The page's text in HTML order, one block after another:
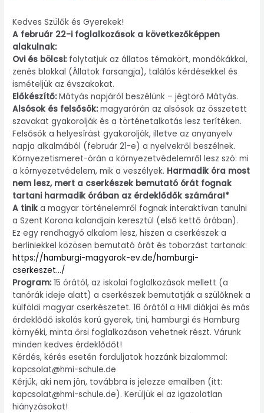
Kedves Szülők és Gyerekek!
A február 22-i foglalkozások a következőképpen
alakulnak:
Ovi és bölcsi: folytatjuk az állatos témakört, mondókákkal,
zenés blokkal (Állatok farsangja), találós kérdésekkel és
ismételjük az évszakokat.
Előkészítő: Mátyás napjáról beszélünk – jégtörő Mátyás.
Alsósok és felsősök: magyarórán az alsósok az összetett
szavakat gyakorolják és a történetalkotás lesz terítéken.
Felsősök a helyesírást gyakorolják, illetve az anyanyelv
napja alkalmából (február 21-e) a nyelvekről beszélnek.
Környezetismeret-órán a környezetvédelemről lesz szó: mi
a környezetvédelem, mik a veszélyek. Harmadik óra most
nem lesz, mert a cserkészek bemutató órát fognak
tartani harmadik órában az érdeklődők számára!*
A tinik a magyar történelemről fognak interaktívan tanulni
a Szent Korona kalandjain keresztül (első kettő órában).
Ez egy rendhagyó alkalom lesz, hiszen a cserkészek a
berliniekkel közösen bemutató órát és toborzást tartanak:
https://hamburgi-magyarok-ev.de/hamburgi-
cserkeszet…/
Program: 15 órától, az iskolai foglalkozások mellett (a
tanórák ideje alatt) a cserkészek bemutatják a szülőknek a
külföldi magyar cserkészetet. 16 órától a HMI diákjai és más
érdeklődő iskolás korú gyerek, tini, hamburgi és Hamburg
környéki, minta őrsi foglalkozáson vehetnek részt. Várunk
minden kedves érdeklődőt!
Kérdés, kérés esetén forduljatok hozzánk bizalommal:
kapcsolat@hmi-schule.de
Kérjük, aki nem jön, továbbra is jelezze emailben (itt:
kapcsolat@hmi-schule.de). Kerüljük el az igazolatlan
hiányzásokat!